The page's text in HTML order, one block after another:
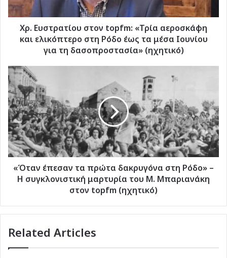
ελικόπτερο
στη
Ρόδο
Ιουνίου
για
τη
δασοπροστασία»
(ηχητικό)
Χρ. Ευστρατίου στον topfm: «Τρία αεροσκάφη
και ελικόπτερο στη Ρόδο έως τα μέσα Ιουνίου
για τη δασοπροστασία» (ηχητικό)
«Όταν
έπεσαν
τα
πρώτα
δακρυγόνα
στη
Ρόδο»
–
Η
συγκλονιστική
μαρτυρία
Μπαριανάκη
topfm
«Όταν έπεσαν τα πρώτα δακρυγόνα στη Ρόδο» –
Η συγκλονιστική μαρτυρία του Μ. Μπαριανάκη
στον topfm (ηχητικό)
Related Articles